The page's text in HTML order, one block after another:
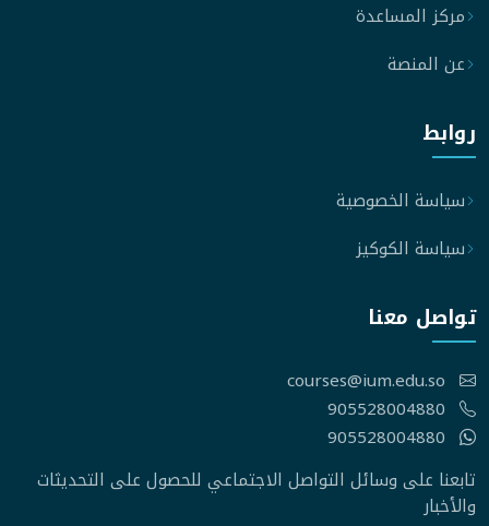
مركز المساعدة
عن المنصة
روابط
سياسة الخصوصية
سياسة الكوكيز
تواصل معنا
courses@ium.edu.so
905528004880
905528004880
تابعنا على وسائل التواصل الاجتماعي للحصول على التحديثات
والأخبار